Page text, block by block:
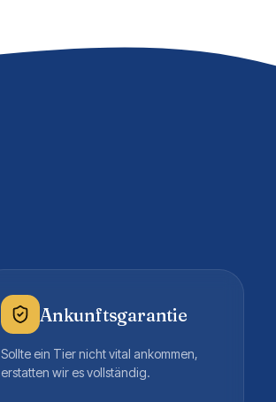
Ankunftsgarantie
Sollte ein Tier nicht vital ankommen,
erstatten wir es vollständig.